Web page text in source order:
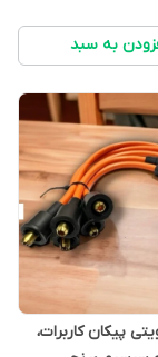
به سبد
پیکان کاربرات،